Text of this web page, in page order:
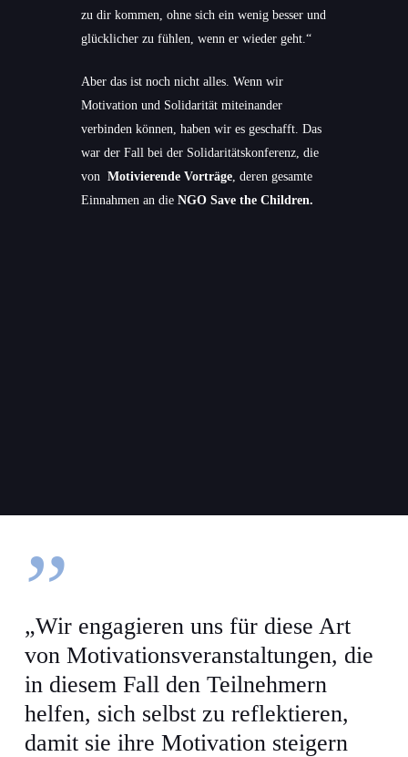
zu dir kommen, ohne sich ein wenig besser und
glücklicher zu fühlen, wenn er wieder geht.“
Aber das ist noch nicht alles. Wenn wir
Motivation und Solidarität miteinander
verbinden können, haben wir es geschafft. Das
war der Fall bei der Solidaritätskonferenz, die
von Motivierende Vorträge, deren gesamte
Einnahmen an die NGO Save the Children.
”
„Wir engagieren uns für diese Art
von Motivationsveranstaltungen, die
in diesem Fall den Teilnehmern
helfen, sich selbst zu reflektieren,
damit sie ihre Motivation steigern